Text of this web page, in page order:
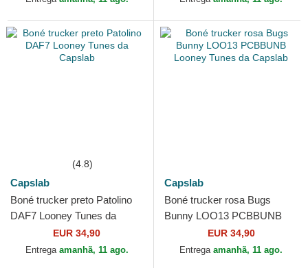
(4.8)
Capslab
Boné trucker preto Patolino
DAF7 Looney Tunes da
EUR 34,90
Entrega amanhã, 11 ago.
Capslab
Boné trucker rosa Bugs
Bunny LOO13 PCBBUNB
Looney Tunes da Capslab
EUR 34,90
Entrega amanhã, 11 ago.